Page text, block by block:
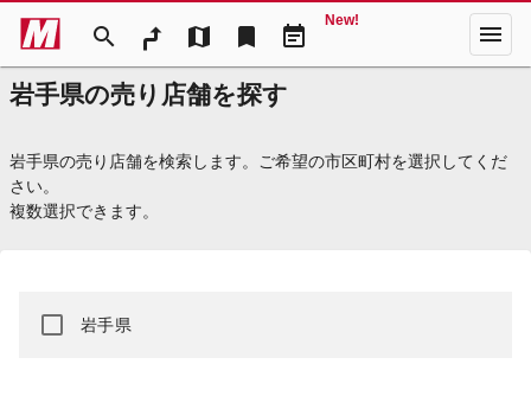
search map bookmark event_note
New! menu
岩手県の売り店舗を探す
岩手県の売り店舗を検索します。ご希望の市区町村を選択してくだ
さい。
複数選択できます。
岩手県